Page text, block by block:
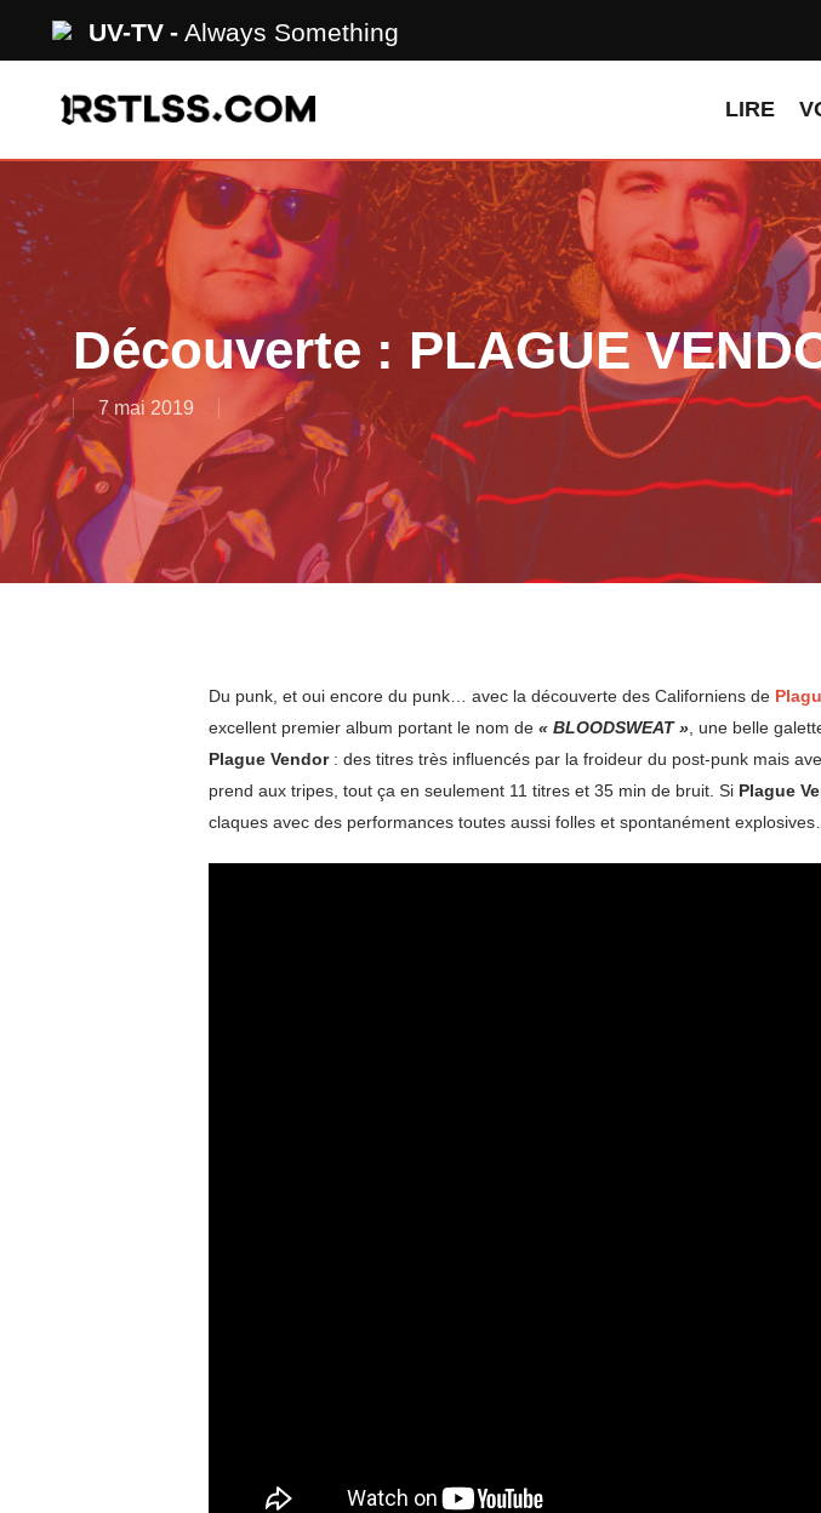
UV-TV Always Something
LIRE
Découverte : PLAGUE
7 mai 2019
Du punk, et oui encore du punk… avec la découverte des Californiens de
excellent premier album portant le nom de « BLOODSWEAT » , une belle
Plague Vendor: des titres très influencés par la froideur du post-punk mais
prend aux tripes, tout ça en seulement 11 titres et 35 min de bruit. Si Plague
claques avec des performances toutes aussi folles et spontanément